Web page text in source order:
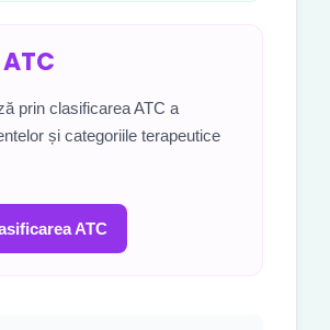
prin clasificarea ATC a
și categoriile terapeutice
ATC